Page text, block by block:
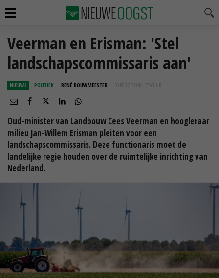
Veerman en Erisman: 'Stel
landschapscommissaris aan'
NIEUWS POLITIEK RENÉ BOUWMEESTER 03 FEB 2021 OM 17:26
Oud-minister van Landbouw Cees Veerman en hoogleraar
milieu Jan-Willem Erisman pleiten voor een
landschapscommissaris. Deze functionaris moet de
landelijke regie houden over de ruimtelijke inrichting van
Nederland.